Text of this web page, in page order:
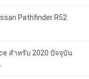
Pathfinder R52
สําหรับ 2020 ปัจจุบัน